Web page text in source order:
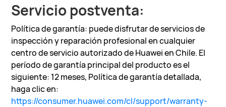
Servicio postventa:
Política de garantía: puede disfrutar de servicios de
inspección y reparación profesional en cualquier
centro de servicio autorizado de Huawei en Chile. El
período de garantía principal del producto es el
siguiente: 12 meses, Política de garantía detallada,
haga clic en:
https://consumer.huawei.com/cl/support/warranty-